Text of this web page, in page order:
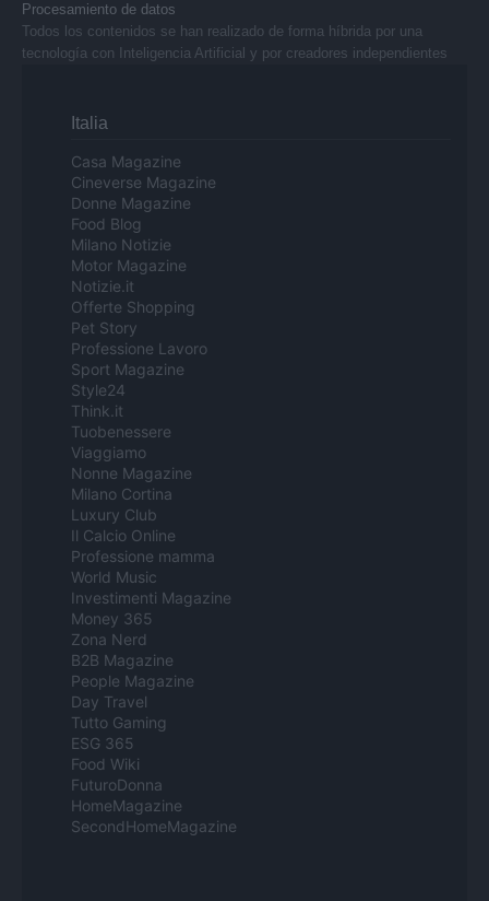
Procesamiento de datos
Todos los contenidos se han realizado de forma híbrida por una
tecnología con Inteligencia Artificial y por creadores independientes
Italia
Casa Magazine
Cineverse Magazine
Donne Magazine
Food Blog
Milano Notizie
Motor Magazine
Notizie.it
Offerte Shopping
Pet Story
Professione Lavoro
Sport Magazine
Style24
Think.it
Tuobenessere
Viaggiamo
Nonne Magazine
Milano Cortina
Luxury Club
Il Calcio Online
Professione mamma
World Music
Investimenti Magazine
Money 365
Zona Nerd
B2B Magazine
People Magazine
Day Travel
Tutto Gaming
ESG 365
Food Wiki
FuturoDonna
HomeMagazine
SecondHomeMagazine